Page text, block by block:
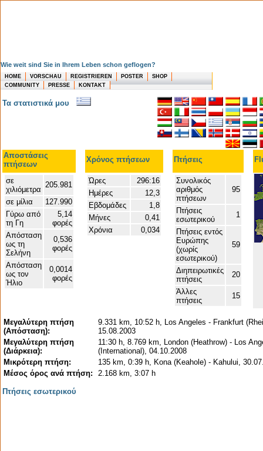
Wie weit sind Sie in Ihrem Leben schon geflogen?
HOME VORSCHAU REGISTRIEREN POSTER
SHOP
COMMUNITY
PRESSE KONTAKT
Τα στατιστικά μου
Αποστάσεις
πτήσεων
Χρόνος πτήσεων Πτήσεις
σε
χιλιόμετρα
205.981
σε μίλια
127.990
Γύρω από
τη Γη
5,14
φορές
Απόσταση
ως τη
Σελήνη
0,536
φορές
Απόσταση
ως τον
Ήλιο
0,0014
φορές
Ώρες
296:16
Ημέρες
12,3
Εβδομάδες
1,8
Μήνες
0,41
Χρόνια
0,034
Συνολικός
αριθμός
πτήσεων
95
Πτήσεις
εσωτερικού
1
Πτήσεις εντός
Ευρώπης
(χωρίς
εσωτερικού)
59
Διηπειρωτικές
πτήσεις
20
Άλλες
πτήσεις
15
Μεγαλύτερη πτήση
(Απόσταση):
9.331 km, 10:52 h, Los Angeles - Frankfurt
15.08.2003
Μεγαλύτερη πτήση
(Διάρκεια):
11:30 h, 8.769 km, London (Heathrow) - Los
(International), 04.10.2008
Μικρότερη πτήση:
135 km, 0:39 h, Kona (Keahole) - Kahului,
Μέσος όρος ανά πτήση:
2.168 km, 3:07 h
Πτήσεις εσωτερικού